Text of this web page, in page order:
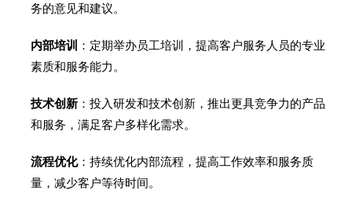
务的意见和建议。
内部培训 ：定期举办员工培训，提高客户服务人员的专业
素质和服务能力。
技术创新 ：投入研发和技术创新，推出更具竞争力的产品
和服务，满足客户多样化需求。
流程优化：持续优化内部流程，提高工作效率和服务质
量，减少客户等待时间。